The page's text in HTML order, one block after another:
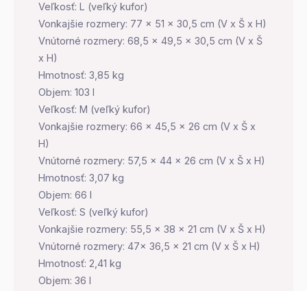
Veľkosť: L (veľký kufor)
Vonkajšie rozmery: 77 x 51 x 30,5 cm (V x Š x H)
Vnútorné rozmery: 68,5 x 49,5 x 30,5 cm (V x Š
x H)
Hmotnosť: 3,85 kg
Objem: 103 l
Veľkosť: M (veľký kufor)
Vonkajšie rozmery: 66 x 45,5 x 26 cm (V x Š x
H)
Vnútorné rozmery: 57,5 x 44 x 26 cm (V x Š x H)
Hmotnosť: 3,07 kg
Objem: 66 l
Veľkosť: S (veľký kufor)
Vonkajšie rozmery: 55,5 x 38 x 21 cm (V x Š x H)
Vnútorné rozmery: 47x 36,5 x 21 cm (V x Š x H)
Hmotnosť: 2,41 kg
Objem: 36 l